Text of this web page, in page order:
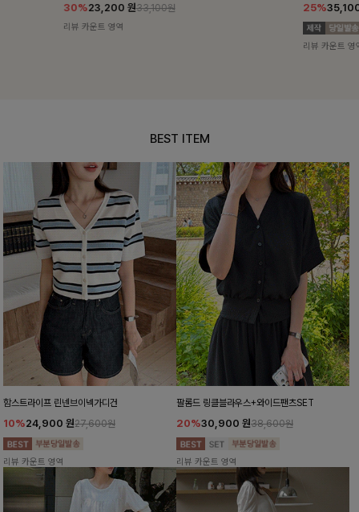
25%35,100원46,800원 12%
리뷰 카운트 영
BEST ITEM
함스트라이프 린넨브이넥가디건
10%24,900 원27,600원
리뷰 카운트 영역
팔롬드 링클블라우스+와이드팬츠SET
20%30,900 원38,600원
리뷰 카운트 영역